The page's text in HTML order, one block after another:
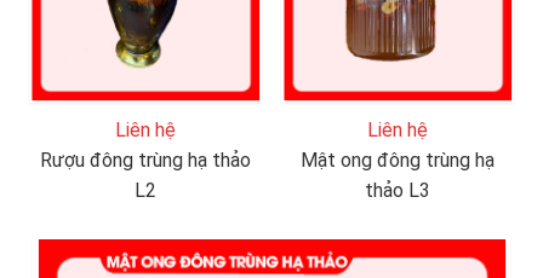
Liên hệ
Rượu đông trùng hạ thảo
L2
Liên hệ
Mật ong đông trùng hạ
thảo L3